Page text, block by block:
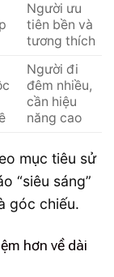
Người ưu
tiên bền và
tương thích
Người đi
đêm nhiều,
cần hiệu
năng cao
mục tiêu sử
“siêu sáng”
góc chiếu.
hơn về dài